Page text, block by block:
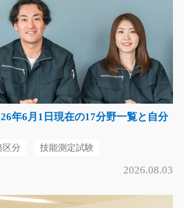
食品の箱詰めのお仕事☆カンタ
気になる
トコンベアに投入作業/g04_
年6月1日現在の17分野一覧と自分
区分 技能測定試験
2026.08.03